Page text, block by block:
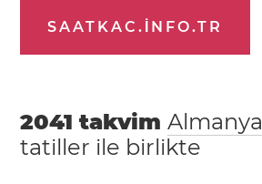
SAATKAC.INFO.TR
2041 takvimAlmanya
tatiller ile birlikte